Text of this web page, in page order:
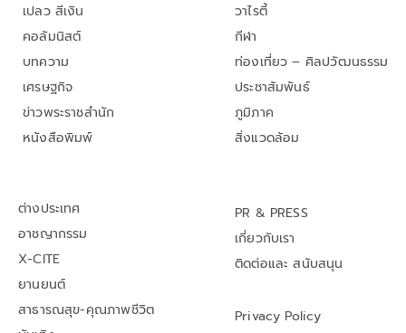
เปลว สีเงิน
คอลัมนิสต์
บทความ
เศรษฐกิจ
ข่าวพระราชสำนัก
หนังสือพิมพ์
วาไรตี้
กีฬา
ท่องเที่ยว – ศิลปวัฒนธรรม
ประชาสัมพันธ์
ภูมิภาค
สิ่งแวดล้อม
ต่างประเทศ
อาชญากรรม
X-CITE
ยานยนต์
สาธารณสุข-คุณภาพชีวิต
PR & PRESS
เกี่ยวกับเรา
ติดต่อและ สนับสนุน
Privacy Policy